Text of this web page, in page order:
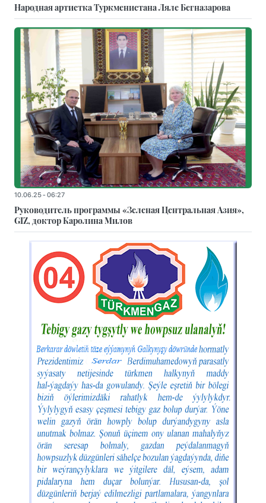
Народная артистка Туркменистана Ляле Бегназарова
10.06.25 - 06:27
Руководитель программы «Зеленая Центральная Азия»,
GIZ, доктор Каролина Милов